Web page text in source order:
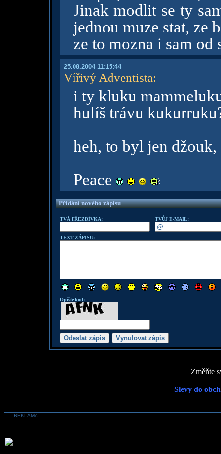
Jinak modlit se ty
jednou muze stat, ze
ze to mozna i sam od
25.08.2004 11:15:44
Vířivý Adventista:
i ty kluku
hulíš trávu
heh, to byl jen
Peace
Přidání nového zápisu
TVÁ PŘEZDÍVKA: TVŮJ E-MAIL:
TEXT ZÁPISU:
Opište kod:
Změňte
Slevy do
REKLAMA